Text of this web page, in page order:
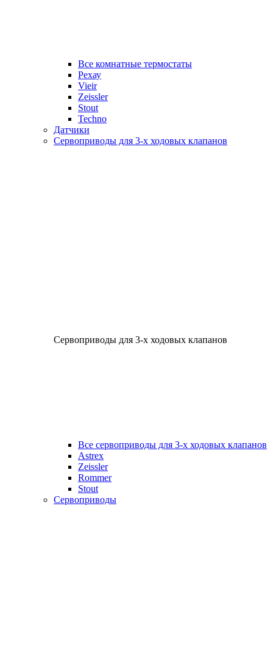
Все комнатные термостаты
Рехау
Vieir
Zeissler
Stout
Techno
Датчики
Сервоприводы для 3-х ходовых клапанов
Сервоприводы для 3-х ходовых клапанов
Все сервоприводы для 3-х ходовых клапанов
Astrex
Zeissler
Rommer
Stout
Сервоприводы